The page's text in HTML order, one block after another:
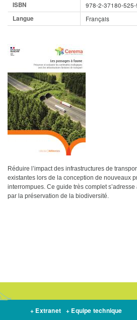
ISBN
978-2-37180-525-
Langue
Français
Réduire l’impact des infrastructures de
existantes lors de la conception de nouveaux
interrompues. Ce guide très complet
par la préservation de la biodiversité.
+ Extranet + Equipe technique